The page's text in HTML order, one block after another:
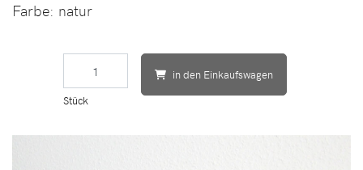
Farbe: natur
Stück
in den Einkaufswagen